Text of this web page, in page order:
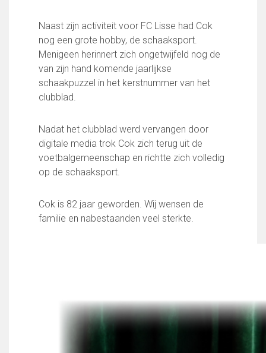
Onze opleiding
Jeugdopleiding FC Lisse
Profiel Jeugdtrainers
Opleidingsteams
Beleidsplan Jeugd
Partnerclub van Ajax
Zakelijk
LED-boarding NIEUW!
Business Club 2.0
Heeren van Ter Specke
De gezonde sportkantine
Onze vrijwilligers en ereleden
Naast zijn activiteit voor FC Lisse had Cok
nog een grote hobby, de schaaksport.
Menigeen herinnert zich ongetwijfeld nog de
van zijn hand komende jaarlijkse
schaakpuzzel in het kerstnummer van het
clubblad.
Nadat het clubblad werd vervangen door
digitale media trok Cok zich terug uit de
voetbalgemeenschap en richtte zich volledig
op de schaaksport.
Cok is 82 jaar geworden. Wij wensen de
familie en nabestaanden veel sterkte.